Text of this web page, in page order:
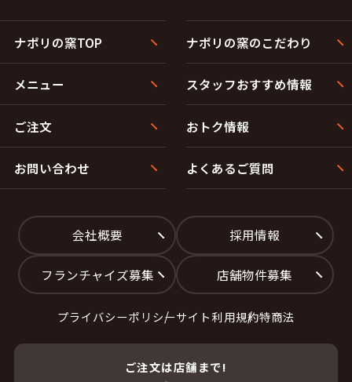
那智が丘３丁目
那智が丘４丁目
那智が丘５丁目
みどり台１丁目
みどり台２丁目
みどり台３丁目
ゆりが丘１丁目
ゆりが丘２丁目
ゆりが丘３丁目
ゆりが丘４丁目
ナポリの窯TOP ナポリの窯のこだわり
メニュー スタッフおすすめ情報
ご注文 おトク情報
お問い合わせ よくあるご質問
会社概要 採用情報
フランチャイズ募集 店舗物件募集
プライバシーポリシーサイト利用規約特商法
ご注文は店舗まで!